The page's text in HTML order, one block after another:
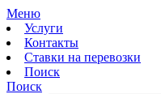
Меню
Услуги
Контакты
Ставки на перевозки
Поиск
Поиск